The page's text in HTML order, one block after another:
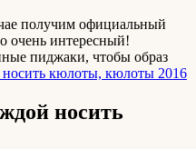
получим официальный
очень интересный!
пиджаки, чтобы образ
носить